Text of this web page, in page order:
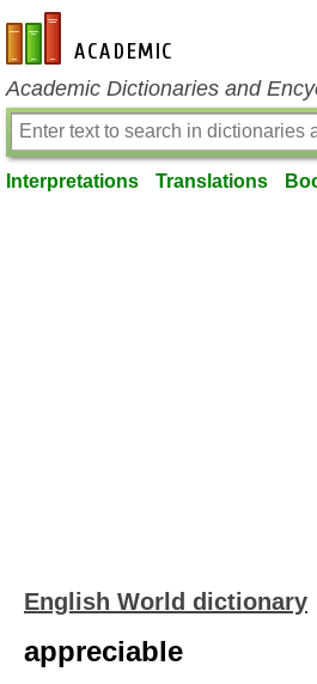
en-academic.com
Academic Dictionaries and
Interpretations Translations
English World dictionary
appreciable